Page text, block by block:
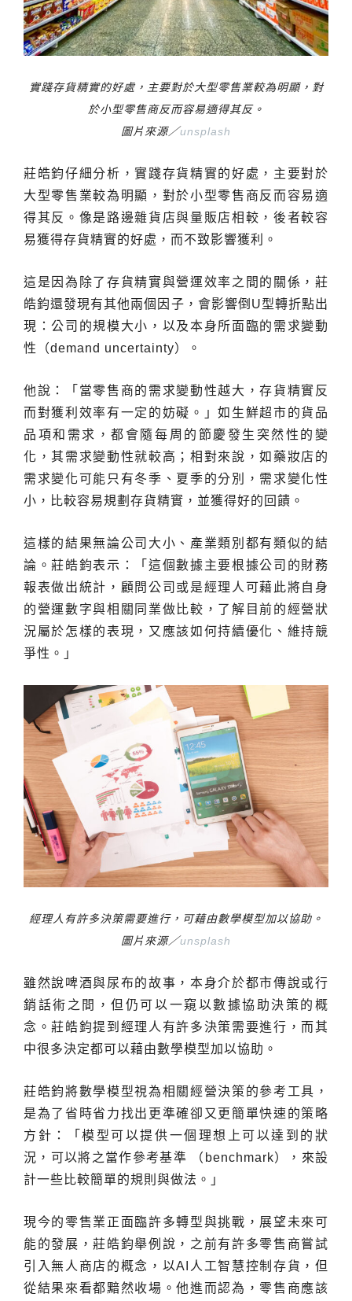
實踐存貨精實的好處，主要對於大型零售業較為明顯，對
於小型零售商反而容易適得其反。
圖片來源／unsplash
莊皓鈞仔細分析，實踐存貨精實的好處，主要對於
大型零售業較為明顯，對於小型零售商反而容易適
得其反。像是路邊雜貨店與量販店相較，後者較容
易獲得存貨精實的好處，而不致影響獲利。
這是因為除了存貨精實與營運效率之間的關係，莊
皓鈞還發現有其他兩個因子，會影響倒U型轉折點出
現：公司的規模大小，以及本身所面臨的需求變動
性（demand uncertainty）。
他說：「當零售商的需求變動性越大，存貨精實反
而對獲利效率有一定的妨礙。」如生鮮超市的貨品
品項和需求，都會隨每周的節慶發生突然性的變
化，其需求變動性就較高；相對來說，如藥妝店的
需求變化可能只有冬季、夏季的分別，需求變化性
小，比較容易規劃存貨精實，並獲得好的回饋。
這樣的結果無論公司大小、產業類別都有類似的結
論。莊皓鈞表示：「這個數據主要根據公司的財務
報表做出統計，顧問公司或是經理人可藉此將自身
的營運數字與相關同業做比較，了解目前的經營狀
況屬於怎樣的表現，又應該如何持續優化、維持競
爭性。」
經理人有許多決策需要進行，可藉由數學模型加以協助。
圖片來源／unsplash
雖然說啤酒與尿布的故事，本身介於都市傳說或行
銷話術之間，但仍可以一窺以數據協助決策的概
念。莊皓鈞提到經理人有許多決策需要進行，而其
中很多決定都可以藉由數學模型加以協助。
莊皓鈞將數學模型視為相關經營決策的參考工具，
是為了省時省力找出更準確卻又更簡單快速的策略
方針：「模型可以提供一個理想上可以達到的狀
況，可以將之當作參考基準 （benchmark），來設
計一些比較簡單的規則與做法。」
現今的零售業正面臨許多轉型與挑戰，展望未來可
能的發展，莊皓鈞舉例說，之前有許多零售商嘗試
引入無人商店的概念，以AI人工智慧控制存貨，但
從結果來看都黯然收場。他進而認為，零售商應該